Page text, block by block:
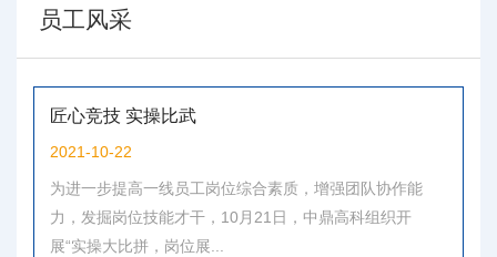
员工风采
匠心竞技 实操比武
2021-10-22
为进一步提高一线员工岗位综合素质，增强团队协作能
力，发掘岗位技能才干，10月21日，中鼎高科组织开
展“实操大比拼，岗位展...